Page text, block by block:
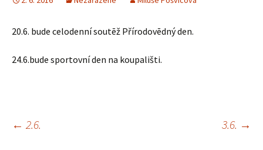
20.6. bude celodenní soutēž Přírodovēdný den.
24.6.bude sportovní den na koupališti.
Navigace
← 2.6. 3.6. →